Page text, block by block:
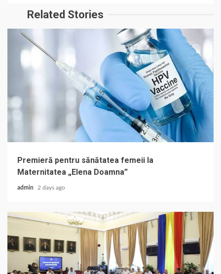
Related Stories
Premieră pentru sănătatea femeii la
Maternitatea „Elena Doamna”
admin 2 days ago